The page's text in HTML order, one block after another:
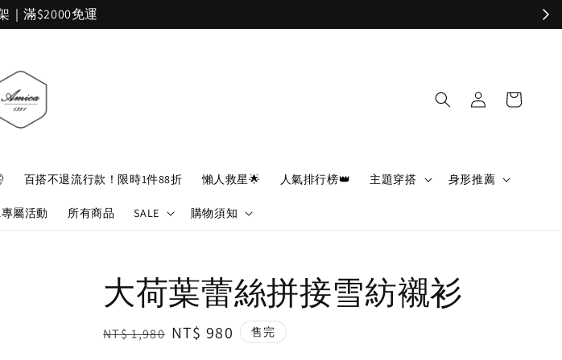
，立即折 $100
百搭不退流行款！限時1件88折 懶人救星🌟 人氣排行榜👑 主題穿搭 身形推薦
專屬活動 所有商品 SALE 購物須知
大荷葉蕾絲拼接雪紡襯衫
Regular
NT$ 1,980 Sale
NT$ 980 售完